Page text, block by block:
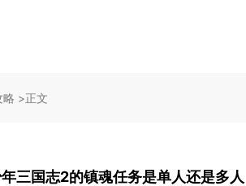
略 >正文
三国志2的镇魂任务是单人还是多人